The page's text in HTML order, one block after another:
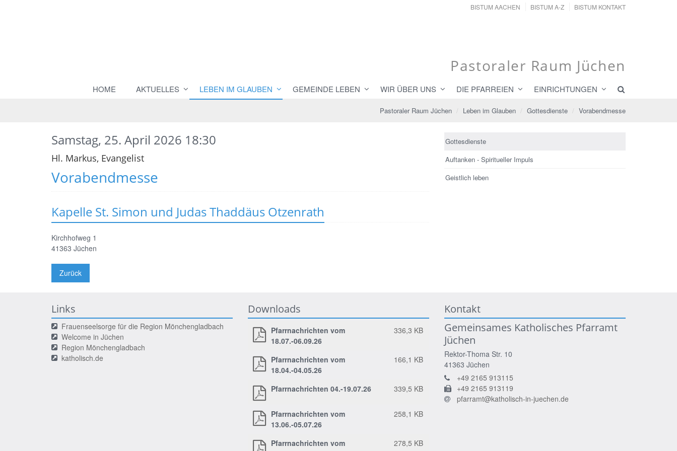
BISTUM AACHEN BISTUM A-Z BISTUM KONTAKT
Pastoraler Raum Jüchen
HOME AKTUELLES LEBEN IM GLAUBEN GEMEINDE LEBEN WIR ÜBER UNS DIE PFARREIEN EINRICHTUNGEN
Pastoraler Raum Jüchen Leben im Glauben Gottesdienste Vorabendmesse
Vorabendmesse
Samstag, 25. April 2026 18:30
Hl. Markus, Evangelist
Kapelle St. Simon und Judas Thaddäus Otzenrath
Kirchhofweg 1
41363 Jüchen
Zurück
Gottesdienste
Auftanken - Spiritueller Impuls
Geistlich leben
Links
Frauenseelsorge für die Region Mönchengladbach
Welcome in Jüchen
Region Mönchengladbach
katholisch.de
Downloads
Pfarrnachrichten vom
18.07.-06.09.26
336,3 KB
Pfarrnachrichten vom
18.04.-04.05.26
166,1 KB
Pfarrnachrichten 04.-19.07.26 339,5 KB
Pfarrnachrichten vom
13.06.-05.07.26
258,1 KB
Pfarrnachrichten vom
278,5 KB
Kontakt
Gemeinsames Katholisches Pfarramt
Jüchen
Rektor-Thoma Str. 10
41363 Jüchen
+49 2165 913115
+49 2165 913119
pfarramt@katholisch-in-juechen.de